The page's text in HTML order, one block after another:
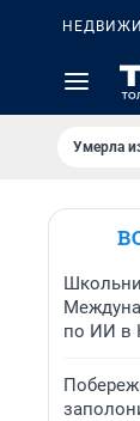
Умерла
по ИИ в